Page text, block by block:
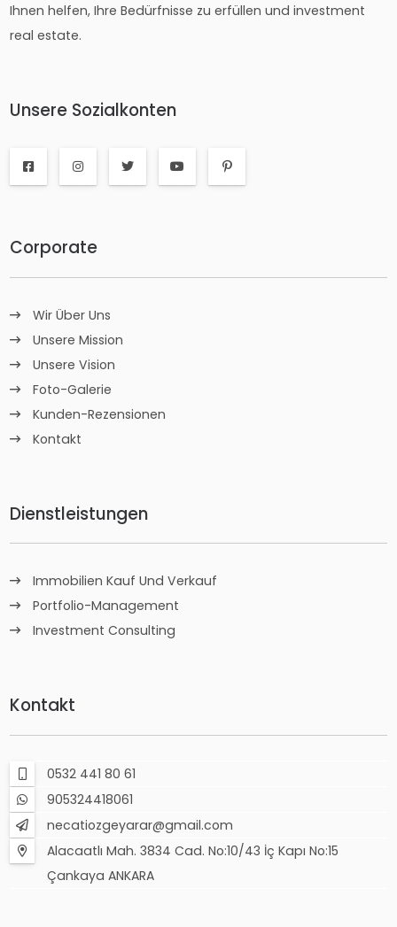
Ihnen helfen, Ihre Bedürfnisse zu erfüllen und investment
real estate.
Unsere Sozialkonten
Corporate
Wir Über Uns
Unsere Mission
Unsere Vision
Foto-Galerie
Kunden-Rezensionen
Kontakt
Dienstleistungen
Immobilien Kauf Und Verkauf
Portfolio-Management
Investment Consulting
Kontakt
0532 441 80 61
905324418061
necatiozgeyarar@gmail.com
Alacaatlı Mah. 3834 Cad. No:10/43 İç Kapı No:15
Çankaya ANKARA